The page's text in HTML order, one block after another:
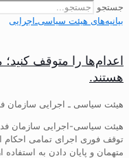
جستجو
بیانیه‌های هیئت‌ سیاسی‌ـ‌اجرایی
اعدام‌ها را متوقف
هستند.
هیئت سیاسی ـ اجرایی سازمان
هیئت سیاسی-اجرایی سازمان
توقف فوری اجرای تمامی احکام
متهمان و پایان دادن به